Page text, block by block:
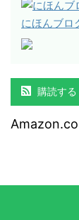
にほんブロ
購読する